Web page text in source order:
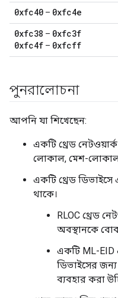
0xfc40 – 0xfc4e
0xfc38 – 0xfc3f
0xfc4f – 0xfcff
পুনরালোচনা
আপনি যা শিখেছেন:
একটি থ্রেড
লোকাল, মেশ-লোকাল
একটি থ্রেড ডিভাইসে
থাকে।
RLOC থ্রেড
অবস্থানকে
একটি ML-EID
ডিভাইসের
ব্যবহার করা